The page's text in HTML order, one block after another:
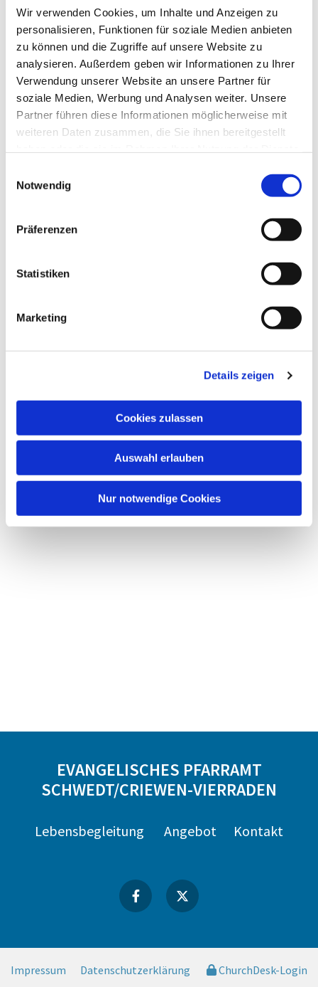
Wir verwenden Cookies, um Inhalte und Anzeigen zu
personalisieren, Funktionen für soziale Medien anbieten
zu können und die Zugriffe auf unsere Website zu
analysieren. Außerdem geben wir Informationen zu Ihrer
Verwendung unserer Website an unsere Partner für
soziale Medien, Werbung und Analysen weiter. Unsere
Partner führen diese Informationen möglicherweise mit
weiteren Daten zusammen, die Sie ihnen bereitgestellt
Notwendig
Präferenzen
Statistiken
Marketing
Details zeigen
Cookies zulassen
Auswahl erlauben
Nur notwendige Cookies
Dies könnte Sie auch
EVANGELISCHES PFARRAMT
SCHWEDT/CRIEWEN-VIERRADEN
Lebensbegleitung Angebot Kontakt
Impressum Datenschutzerklärung ChurchDesk-Login